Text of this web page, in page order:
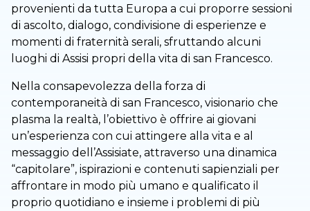
provenienti da tutta Europa a cui proporre sessioni
di ascolto, dialogo, condivisione di esperienze e
momenti di fraternità serali, sfruttando alcuni
luoghi di Assisi propri della vita di san Francesco.
Nella consapevolezza della forza di
contemporaneità di san Francesco, visionario che
plasma la realtà, l’obiettivo è offrire ai giovani
un’esperienza con cui attingere alla vita e al
messaggio dell’Assisiate, attraverso una dinamica
“capitolare”, ispirazioni e contenuti sapienziali per
affrontare in modo più umano e qualificato il
proprio quotidiano e insieme i problemi di più